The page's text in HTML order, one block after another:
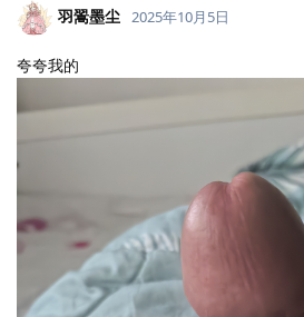
羽翯墨尘 2025年10月5日
夸夸我的